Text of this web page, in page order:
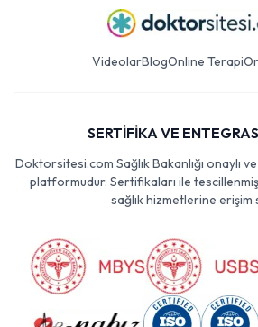
VideolarBlogOnline Terapi
SERTİFİKA VE
Doktorsitesi.com Sağlık Bakanlığı onaylı
platformudur. Sertifikaları ile
sağlık hizmetlerine erişim